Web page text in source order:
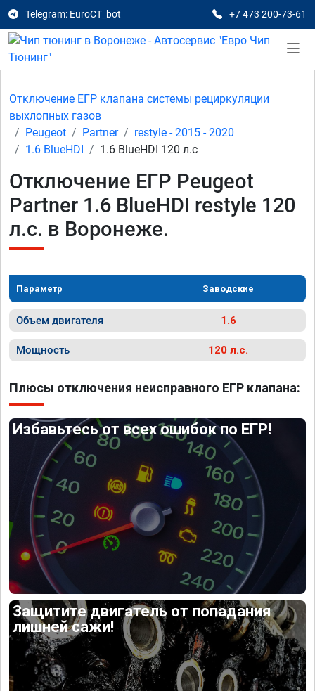
Telegram: EuroCT_bot +7 473 200-73-61
Отключение ЕГР клапана системы рециркуляции
выхлопных газов
Peugeot
Partner
restyle - 2015 - 2020
1.6 BlueHDI
1.6 BlueHDI 120 л.с
Отключение ЕГР Peugeot
Partner 1.6 BlueHDI restyle 120
л.с. в Воронеже.
Параметр Заводские
Объем двигателя 1.6
Мощность 120 л.с.
Плюсы отключения неисправного ЕГР клапана:
Избавьтесь от всех ошибок по ЕГР!
Защитите двигатель от попадания
лишней сажи!